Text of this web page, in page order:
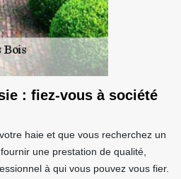
: fiez-vous à société
haie et que vous recherchez un
une prestation de qualité,
à qui vous pouvez vous fier.